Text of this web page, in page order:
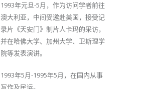
1993年元旦-5月，作为访问学者前往
澳大利亚，中间受邀赴美国，接受记
录片《天安门》制片人卡玛的采访，
并在哈佛大学、加州大学、卫斯理学
院等发表演讲。
1993年5月-1995年5月，在国内从事
写作及民运。